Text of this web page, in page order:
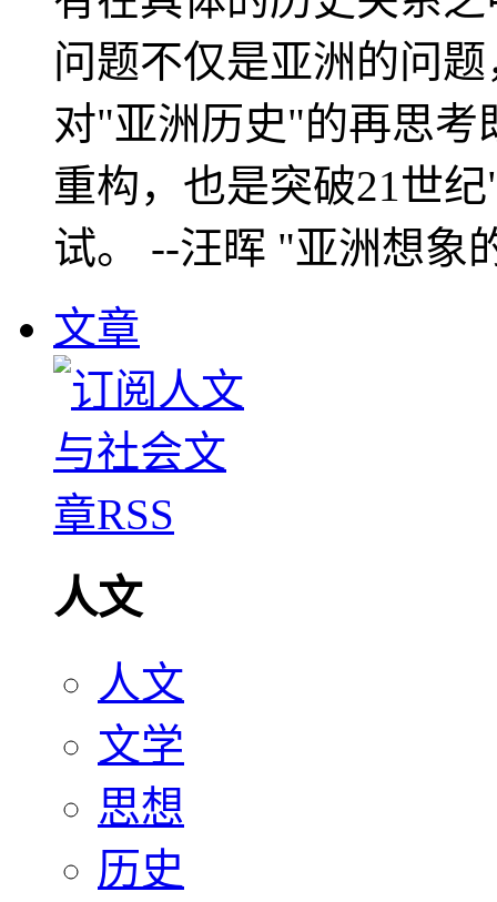
问题不仅是亚洲的问
对"亚洲历史"的再思考
重构，也是突破21世
试。 --汪晖 "亚洲想象
文章
人文
人文
文学
思想
历史